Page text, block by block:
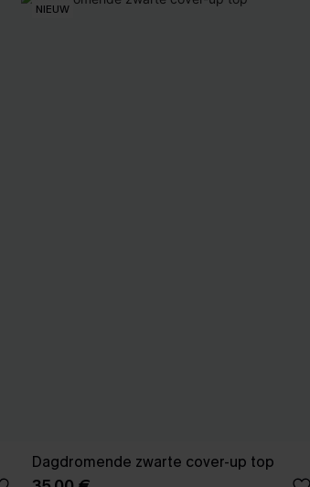
NIEUW
Dagdromende zwarte cover-up top